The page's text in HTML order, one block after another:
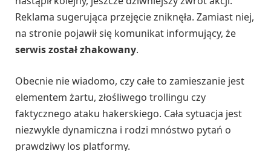
Reklama sugerująca przejęcie zniknęła. Zamiast niej,
na stronie pojawił się komunikat informujący, że
serwis został zhakowany.
Obecnie nie wiadomo, czy całe to zamieszanie jest
elementem żartu, złośliwego trollingu czy
faktycznego ataku hakerskiego. Cała sytuacja jest
niezwykle dynamiczna i rodzi mnóstwo pytań o
prawdziwy los platformy.